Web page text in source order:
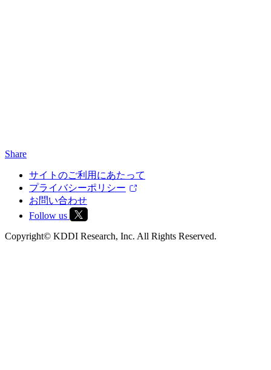
Share
サイトのご利用にあたって
プライバシーポリシー
お問い合わせ
Follow us
Copyright© KDDI Research, Inc. All Rights Reserved.